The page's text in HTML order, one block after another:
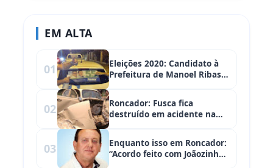
EM ALTA
01
Eleições 2020: Candidato à
Prefeitura de Manoel Ribas,
02
Roncador: Fusca fica
destruído em acidente na
03
Enquanto isso em Roncador:
“Acordo feito com Joãozinho,